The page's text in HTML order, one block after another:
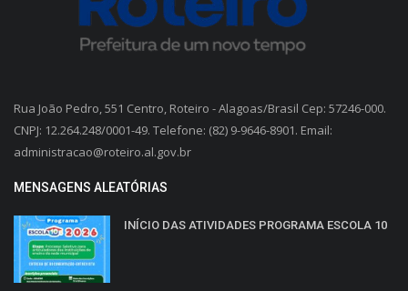
Rua João Pedro, 551 Centro, Roteiro - Alagoas/Brasil Cep: 57246-000.
CNPJ: 12.264.248/0001-49. Telefone: (82) 9-9646-8901. Email:
administracao@roteiro.al.gov.br
MENSAGENS ALEATÓRIAS
INÍCIO DAS ATIVIDADES PROGRAMA ESCOLA 10